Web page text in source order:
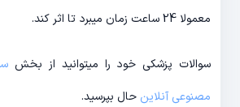
معمولا 24 ساعت زمان میبرد تا اثر کند.
سوالات پزشکی خود را میتوانید از بخش
مصنوعی آنلاین حال بپرسید.